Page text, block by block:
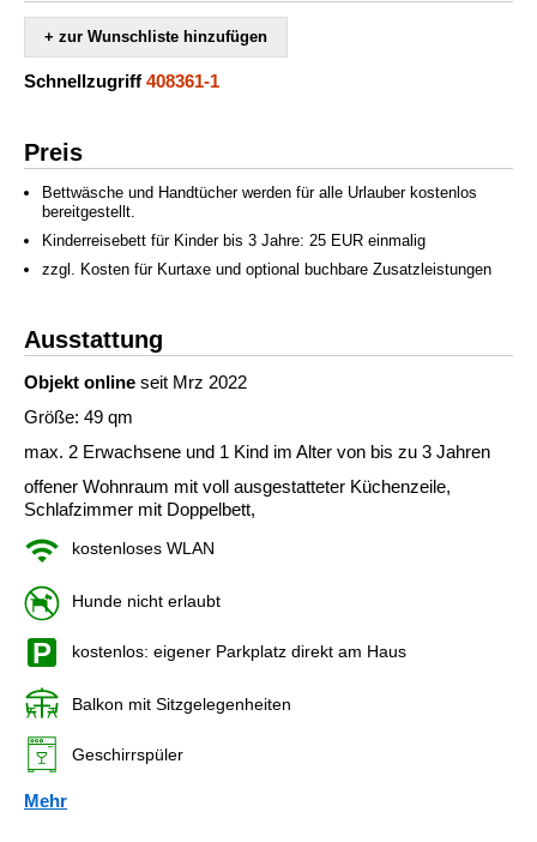
+ zur Wunschliste hinzufügen
Schnellzugriff 408361-1
Preis
Bettwäsche und Handtücher werden für alle Urlauber kostenlos
bereitgestellt.
Kinderreisebett für Kinder bis 3 Jahre: 25 EUR einmalig
zzgl. Kosten für Kurtaxe und optional buchbare Zusatzleistungen
Ausstattung
Objekt online seit Mrz 2022
Größe: 49 qm
max. 2 Erwachsene und 1 Kind im Alter von bis zu 3 Jahren
offener Wohnraum mit voll ausgestatteter Küchenzeile,
Schlafzimmer mit Doppelbett,
kostenloses WLAN
Hunde nicht erlaubt
kostenlos: eigener Parkplatz direkt am Haus
Balkon mit Sitzgelegenheiten
Geschirrspüler
Mehr